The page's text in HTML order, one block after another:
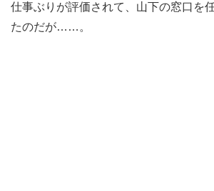
仕事ぶりが評価されて、山下の窓口を
たのだが……。